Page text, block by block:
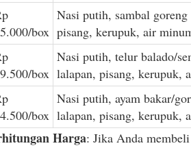
box
Nasi putih, sambal
pisang, kerupuk, air
box
Nasi putih, telur balado/
lalapan, pisang, kerupuk,
box
Nasi putih, ayam bakar/
lalapan, pisang, kerupuk,
Harga: Jika Anda